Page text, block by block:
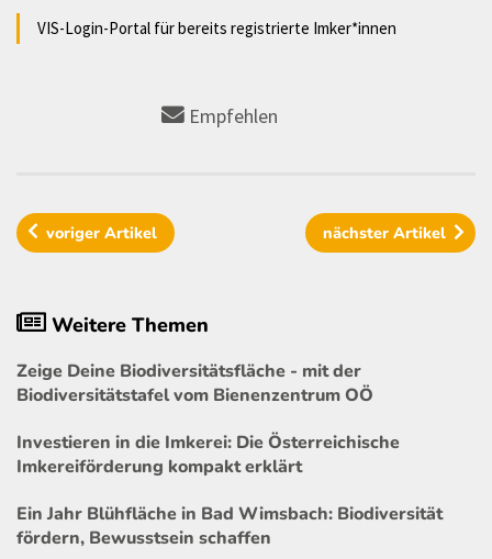
VIS-Login-Portal für bereits registrierte Imker*innen
Empfehlen
vorigerArtikel nächster Artikel
Weitere Themen
Zeige Deine Biodiversitätsfläche - mit der
Biodiversitätstafel vom Bienenzentrum OÖ
Investieren in die Imkerei: Die Österreichische
Imkereiförderung kompakt erklärt
Ein Jahr Blühfläche in Bad Wimsbach: Biodiversität
fördern, Bewusstsein schaffen